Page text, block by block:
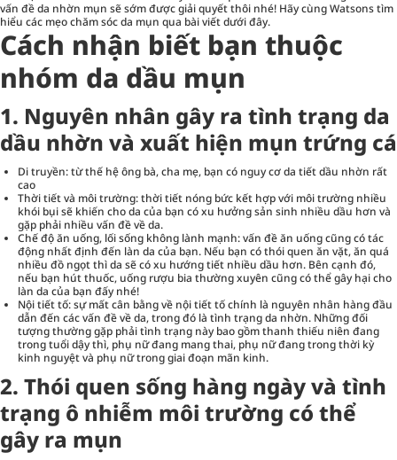
vấn đề da nhờn mụn sẽ sớm được giải quyết thôi nhé! Hãy cùng Watsons tìm
hiểu các mẹochăm sóc da mụn qua bài viết dưới đây.
Cách nhận biết bạn thuộc
nhóm da dầu mụn
1. Nguyên nhân gây ra tình trạng da
dầu nhờn và xuất hiện mụn trứng cá
Di truyền: từ thế hệ ông bà, cha mẹ, bạn có nguy cơ da tiết dầu nhờn rất
cao
Thời tiết và môi trường: thời tiết nóng bức kết hợp với môi trường nhiều
khói bụi sẽ khiến cho da của bạn có xu hưởng sản sinh nhiều dầu hơn và
gặp phải nhiều vấn đề về da.
Chế độ ăn uống, lối sống không lành mạnh: vấn đề ăn uống cũng có tác
động nhất định đến làn da của bạn. Nếu bạn có thói quen ăn vặt, ăn quá
nhiều đồ ngọt thì da sẽ có xu hướng tiết nhiều dầu hơn. Bên cạnh đó,
nếu bạn hút thuốc, uống rượu bia thường xuyên cũng có thể gây hại cho
làn da của bạn đấy nhé!
Nội tiết tố: sự mất cân bằng về nội tiết tố chính là nguyên nhân hàng đầu
dẫn đến các vấn đề về da, trong đó là tình trạng da nhờn. Những đối
tượng thường gặp phải tình trạng này bao gồm thanh thiếu niên đang
trong tuổi dậy thì, phụ nữ đang mang thai, phụ nữ đang trong thời kỳ
kinh nguyệt và phụ nữ trong giai đoạn mãn kinh.
2. Thói quen sống hàng ngày và tình
trạng ô nhiễm môi trường có thể
gây ra mụn